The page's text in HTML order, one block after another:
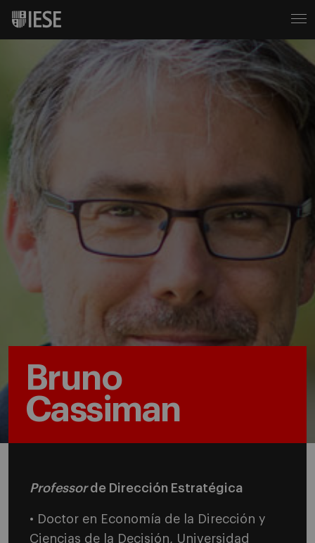
Bruno
Cassiman
Professorde Dirección Estratégica
• Doctor en Economía de la Dirección y
Ciencias de la Decisión, Universidad